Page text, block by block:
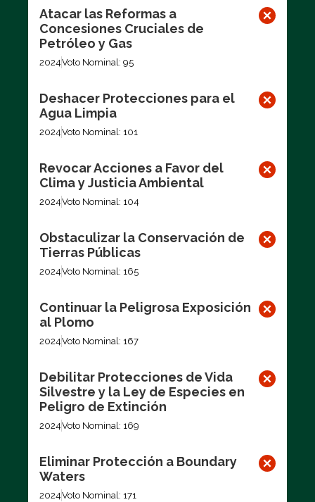
Atacar las Reformas a
Concesiones Cruciales de
Petróleo y Gas
2024Voto Nominal: 95
Deshacer Protecciones para el
Agua Limpia
2024Voto Nominal: 101
Revocar Acciones a Favor del
Clima y Justicia Ambiental
2024Voto Nominal: 104
Obstaculizar la Conservación de
Tierras Públicas
2024Voto Nominal: 165
Continuar la Peligrosa Exposición
al Plomo
2024Voto Nominal: 167
Debilitar Protecciones de Vida
Silvestre y la Ley de Especies en
Peligro de Extinción
2024Voto Nominal: 169
Eliminar Protección a Boundary
Waters
2024Voto Nominal: 171